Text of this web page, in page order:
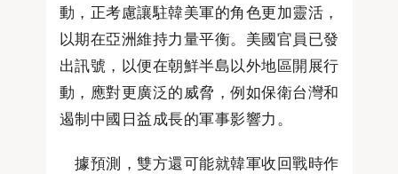
動，正考慮讓駐韓美軍的角色更加靈活，
以期在亞洲維持力量平衡。美國官員已發
出訊號，以便在朝鮮半島以外地區開展行
動，應對更廣泛的威脅，例如保衛台灣和
遏制中國日益成長的軍事影響力。
據預測，雙方還可能就韓軍收回戰時作